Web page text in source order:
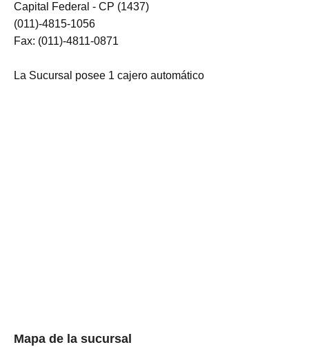
Capital Federal - CP (1437)
(011)-4815-1056
Fax: (011)-4811-0871
La Sucursal posee 1 cajero automático
Mapa de la sucursal